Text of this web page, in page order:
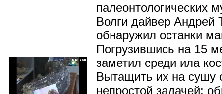
палеонтологических
Волги дайвер Андрей
обнаружил останки
Погрузившись на 15
заметил среди ила
Вытащить их на сушу
непростой задачей: